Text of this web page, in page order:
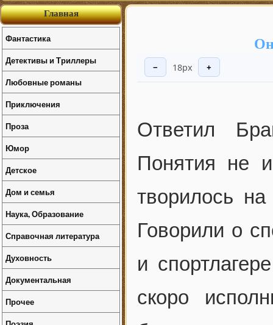
− 18px +
Ответил
Понятия не
творилось
Говорили о
и
скоро
Главная
Фантастика
Детективы и Триллеры
Любовные романы
Приключения
Проза
Юмор
Детское
Дом и семья
Наука, Образование
Справочная литература
Духовность
Документальная
Прочее